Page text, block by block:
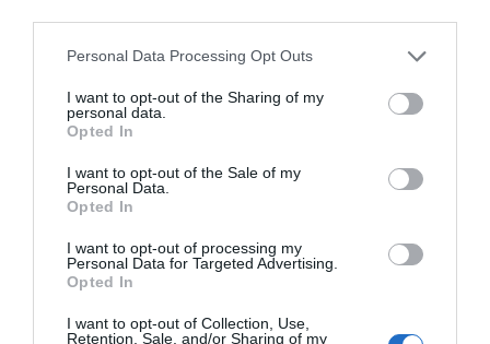
Personal Data Processing Opt Outs
I want to opt-out of the Sharing of my
personal data.
Opted In
I want to opt-out of the Sale of my
Personal Data.
Opted In
I want to opt-out of processing my
Personal Data for Targeted Advertising.
Opted In
I want to opt-out of Collection, Use,
Retention, Sale, and/or Sharing of my
gymnastique
Climatisation espaces communs
Connexion à Internet
Dépôt consigne bagages
enfants
Parking non couvert dans
l’enceinte de l’hôtel
Personnel multilingue
Restaurant et Bar
Fiore all'occhiello dell’Hotel è il ristorante-museo "Nonna Rosa" che
propone le migliori pietanze della cucina tipica toscana in una sala
elegantemente arredata con oggetti d’epoca.
Cristina e Giorgio vi proporranno piatti caratterizzati da odori e sapori
antichi con ingredienti naturali e genuini. Fra le specialità troverete pasta
dolci casalinghi.
Il ristorante "Nonna Rosa" è presente nelle guide della AIC dal 2008 ed è
specializzato anche nella preparazione di paste fatte in casa come
tagliatelle, pappardelle, pici, pane e dolci seguendo le disposizioni delle
normative vigenti.
Services payants
Animaux acceptés
Animaux domestiques de petite
Cafétéria
Cuisine diététique
Cuisine typique locale
Excursions
Location auto
Réceptions / Banquets /
Restaurant
Caractéristiques de l'hôtel
Chambres anti-allergiques
Chambres familiales
Chambres non-fumeur
Design hôtel
Gay Friendly
Terrasse
Vue Panoramique